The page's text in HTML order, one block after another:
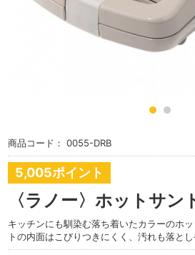
商品コード： 0055-DRB
5,005ポイント
〈ラノー〉ホットサン
キッチンにも馴染む落ち着いたカラーのホ
トの内面はこびりつきにくく、汚れも落と